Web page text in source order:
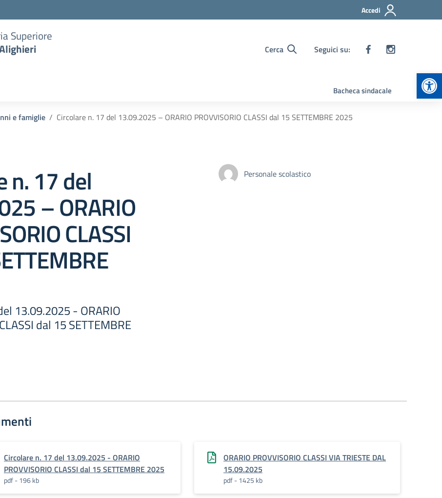
Accedi
Superiore
Cerca Seguici su:
Bacheca sindacale
e famiglie Circolare n. 17 del 13.09.2025 – ORARIO PROVVISORIO CLASSI dal 15 SETTEMBRE 2025
n. 17 del
– ORARIO
CLASSI
13.09.2025 - ORARIO
dal 15 SETTEMBRE
Personale scolastico
Circolare n. 17 del 13.09.2025 - ORARIO
PROVVISORIO CLASSI dal 15 SETTEMBRE 2025
pdf - 196 kb
ORARIO PROVVISORIO CLASSI VIA TRIESTE DAL
15.09.2025
pdf - 1425 kb